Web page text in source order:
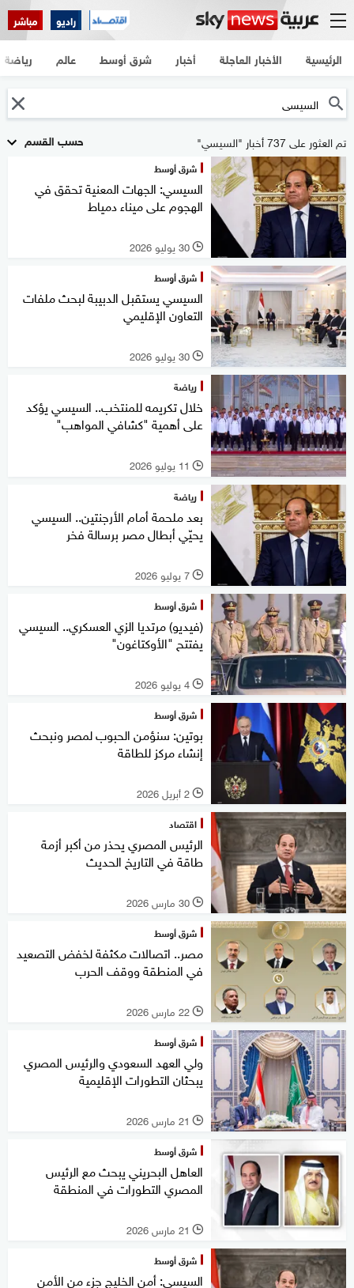
راديو مباشر
الرئيسية الأخبار العاجلة أخبار شرق أوسط عالم رياضة
حسب القسم تم العثور على 737 أخبار "السيسي"
شرق أوسط
السيسي: الجهات المعنية تحقق في
الهجوم على ميناء دمياط
l 30 يوليو 2026
شرق أوسط
السيسي يستقبل الدبيبة لبحث ملفات
التعاون الإقليمي
l 30 يوليو 2026
رياضة
خلال تكريمه للمنتخب.. السيسي يؤكد
على أهمية "كشافي المواهب"
l 11 يوليو 2026
رياضة
بعد ملحمة أمام الأرجنتين.. السيسي
يحيّي أبطال مصر برسالة فخر
l 7 يوليو 2026
شرق أوسط
(فيديو) مرتديا الزي العسكري.. السيسي
يفتتح "الأوكتاغون"
l 4 يوليو 2026
شرق أوسط
بوتين: سنؤمن الحبوب لمصر ونبحث
إنشاء مركز للطاقة
l 2 أبريل 2026
اقتصاد
الرئيس المصري يحذر من أكبر أزمة
طاقة في التاريخ الحديث
l 30 مارس 2026
شرق أوسط
مصر.. اتصالات مكثفة لخفض التصعيد
في المنطقة ووقف الحرب
l 22 مارس 2026
شرق أوسط
ولي العهد السعودي والرئيس المصري
يبحثان التطورات الإقليمية
l 21 مارس 2026
شرق أوسط
العاهل البحريني يبحث مع الرئيس
المصري التطورات في المنطقة
l 21 مارس 2026
شرق أوسط
السيسي: أمن الخليج جزء من الأمن